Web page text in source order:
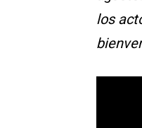
los